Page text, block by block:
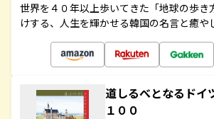
世界を４０年以上歩いてきた「地球の歩き
けする、人生を輝かせる韓国の名言と癒や
道しるべとなるドイ
１００